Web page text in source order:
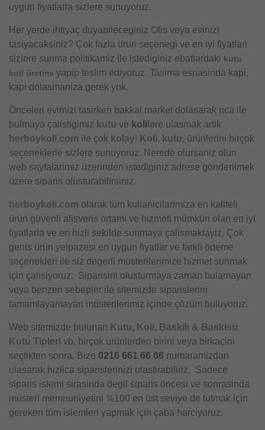
uygun fiyatlarla sizlere sunuyoruz.
Her yerde ihtiyaç duyabileceginiz Ofis veya evinizi
tasiyacaksiniz? Çok fazla ürün seçenegi ve en iyi fiyatlari
sizlere sunma politikamiz ile istediginiz ebatlardaki kutu
koli üretimi yapip teslim ediyoruz. Tasima esnasinda kapi,
kapi dolasmaniza gerek yok.
Önceleri evimizi tasirken bakkal market dolasarak rica ile
bulmaya çalistigimiz kutu ve koli lere ulasmak artik
herboykoli.com ile çok kolay! Koli, kutu, ürünlerini birçok
seçeneklerle sizlere sunuyoruz. Nerede olursaniz olun
web sayfalarimiz üzerinden istediginiz adrese gönderilmek
üzere siparis olusturabilirsiniz.
herboykoli.com olarak tüm kullanicilarimiza en kaliteli
ürün güvenli alisveris ortami ve hizmeti mümkün olan en iyi
fiyatlarla ve en hizli sekilde sunmaya çalismaktayiz. Çok
genis ürün yelpazesi en uygun fiyatlar ve farkli ödeme
seçenekleri ile siz degerli müsterilerimize hizmet sunmak
için çalisiyoruz. Siparisini olusturmaya zaman bulamayan
veya benzeri sebepler ile sitemizde siparislerini
tamamlayamayan müsterilerimiz içinde çözüm buluyoruz.
Web sitemizde bulunan Kutu, Koli, Baskili & Baskisiz
Kutu Tipleri vb. birçok ürünlerden birini veya birkaçini
seçtikten sonra, Bize 0216 661 66 66 numaramizdan
ulasarak hizlica siparislerinizi ulastirabiliriz. Sadece
siparis islemi sirasinda degil siparis öncesi ve sonrasinda
müsteri memnuniyetini %100 en üst seviye de tutmak için
gereken tüm islemleri yapmak için çaba harciyoruz.